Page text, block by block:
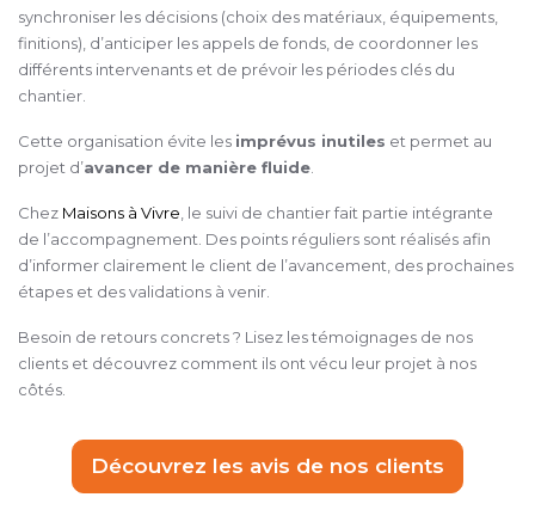
synchroniser les décisions (choix des matériaux, équipements,
finitions), d’anticiper les appels de fonds, de coordonner les
différents intervenants et de prévoir les périodes clés du
chantier.
Cette organisation évite les imprévus inutiles et permet au
projet d’avancer de manière fluide.
Chez Maisons à Vivre, le suivi de chantier fait partie intégrante
de l’accompagnement. Des points réguliers sont réalisés afin
d’informer clairement le client de l’avancement, des prochaines
étapes et des validations à venir.
Besoin de retours concrets ? Lisez les témoignages de nos
clients et découvrez comment ils ont vécu leur projet à nos
côtés.
Découvrez les avis de nos clients